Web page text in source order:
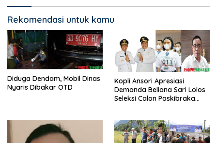
Rekomendasi untuk kamu
Diduga Dendam, Mobil Dinas
Nyaris Dibakar OTD
Kopli Ansori Apresiasi
Demanda Beliana Sari Lolos
Seleksi Calon Paskibraka